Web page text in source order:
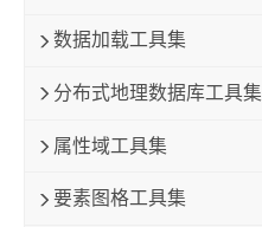
数据加载工具集
分布式地理数据库工具集
属性域工具集
要素图格工具集